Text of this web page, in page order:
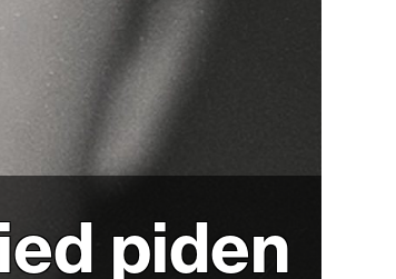
piden